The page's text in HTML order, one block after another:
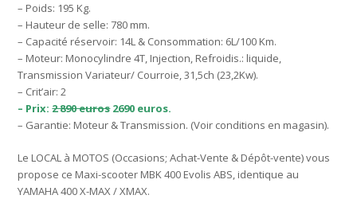
– Poids: 195 Kg.
– Hauteur de selle: 780 mm.
– Capacité réservoir: 14L & Consommation: 6L/100 Km.
– Moteur: Monocylindre 4T, Injection, Refroidis.: liquide,
Transmission Variateur/ Courroie, 31,5ch (23,2Kw).
– Crit’air: 2
– Prix:2 890 euros2690 euros.
– Garantie: Moteur & Transmission. (Voir conditions en magasin).
Le LOCAL à MOTOS (Occasions; Achat-Vente & Dépôt-vente) vous
propose ce Maxi-scooter MBK 400 Evolis ABS, identique au
YAMAHA 400 X-MAX / XMAX.